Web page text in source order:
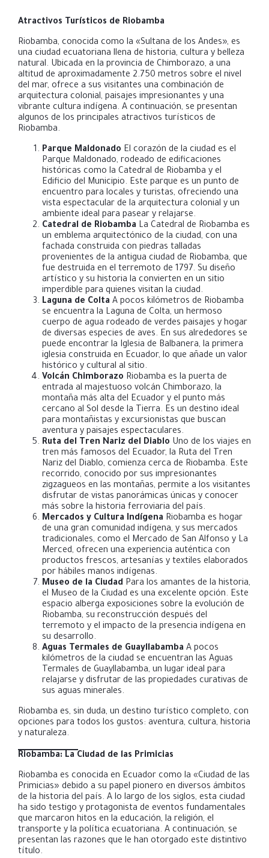
Atractivos Turísticos de Riobamba
Riobamba, conocida como la «Sultana de los Andes», es
una ciudad ecuatoriana llena de historia, cultura y belleza
natural. Ubicada en la provincia de Chimborazo, a una
altitud de aproximadamente 2.750 metros sobre el nivel
del mar, ofrece a sus visitantes una combinación de
arquitectura colonial, paisajes impresionantes y una
vibrante cultura indígena. A continuación, se presentan
algunos de los principales atractivos turísticos de
Riobamba.
Parque Maldonado El corazón de la ciudad es el
Parque Maldonado, rodeado de edificaciones
históricas como la Catedral de Riobamba y el
Edificio del Municipio. Este parque es un punto de
encuentro para locales y turistas, ofreciendo una
vista espectacular de la arquitectura colonial y un
ambiente ideal para pasear y relajarse.
Catedral de Riobamba La Catedral de Riobamba es
un emblema arquitectónico de la ciudad, con una
fachada construida con piedras talladas
provenientes de la antigua ciudad de Riobamba, que
fue destruida en el terremoto de 1797. Su diseño
artístico y su historia la convierten en un sitio
imperdible para quienes visitan la ciudad.
Laguna de Colta A pocos kilómetros de Riobamba
se encuentra la Laguna de Colta, un hermoso
cuerpo de agua rodeado de verdes paisajes y hogar
de diversas especies de aves. En sus alrededores se
puede encontrar la Iglesia de Balbanera, la primera
iglesia construida en Ecuador, lo que añade un valor
histórico y cultural al sitio.
Volcán Chimborazo Riobamba es la puerta de
entrada al majestuoso volcán Chimborazo, la
montaña más alta del Ecuador y el punto más
cercano al Sol desde la Tierra. Es un destino ideal
para montañistas y excursionistas que buscan
aventura y paisajes espectaculares.
Ruta del Tren Nariz del Diablo Uno de los viajes en
tren más famosos del Ecuador, la Ruta del Tren
Nariz del Diablo, comienza cerca de Riobamba. Este
recorrido, conocido por sus impresionantes
zigzagueos en las montañas, permite a los visitantes
disfrutar de vistas panorámicas únicas y conocer
más sobre la historia ferroviaria del país.
Mercados y Cultura Indígena Riobamba es hogar
de una gran comunidad indígena, y sus mercados
tradicionales, como el Mercado de San Alfonso y La
Merced, ofrecen una experiencia auténtica con
productos frescos, artesanías y textiles elaborados
por hábiles manos indígenas.
Museo de la Ciudad Para los amantes de la historia,
el Museo de la Ciudad es una excelente opción. Este
espacio alberga exposiciones sobre la evolución de
Riobamba, su reconstrucción después del
terremoto y el impacto de la presencia indígena en
su desarrollo.
Aguas Termales de Guayllabamba A pocos
kilómetros de la ciudad se encuentran las Aguas
Termales de Guayllabamba, un lugar ideal para
relajarse y disfrutar de las propiedades curativas de
sus aguas minerales.
Riobamba es, sin duda, un destino turístico completo, con
opciones para todos los gustos: aventura, cultura, historia
y naturaleza.
Riobamba: La Ciudad de las Primicias
Riobamba es conocida en Ecuador como la «Ciudad de las
Primicias» debido a su papel pionero en diversos ámbitos
de la historia del país. A lo largo de los siglos, esta ciudad
ha sido testigo y protagonista de eventos fundamentales
que marcaron hitos en la educación, la religión, el
transporte y la política ecuatoriana. A continuación, se
presentan las razones que le han otorgado este distintivo
título.